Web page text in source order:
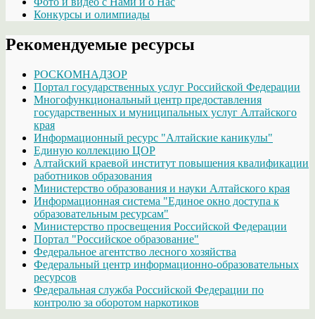
Конкурсы и олимпиады
Рекомендуемые ресурсы
РОСКОМНАДЗОР
Портал государственных услуг Российской Федерации
Многофункциональный центр предоставления
государственных и муниципальных услуг Алтайского
края
Информационный ресурс "Алтайские каникулы"
Единую коллекцию ЦОР
Алтайский краевой институт повышения квалификации
работников образования
Министерство образования и науки Алтайского края
Информационная система "Единое окно доступа к
образовательным ресурсам"
Министерство просвещения Российской Федерации
Портал "Российское образование"
Федеральное агентство лесного хозяйства
Федеральный центр информационно-образовательных
ресурсов
Федеральная служба Российской Федерации по
контролю за оборотом наркотиков